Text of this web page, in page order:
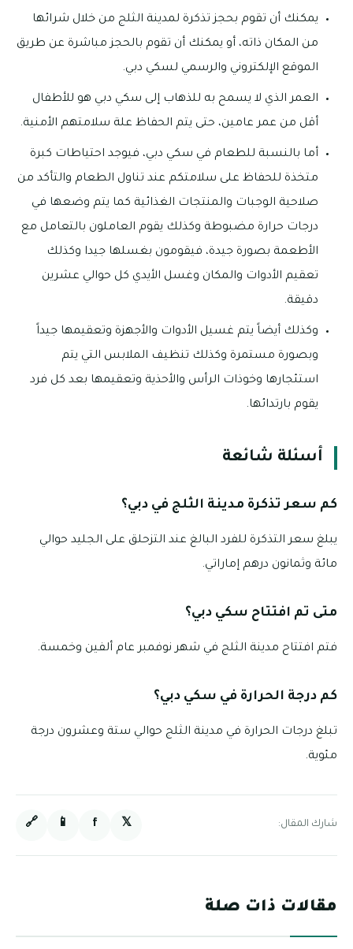
يمكنك أن تقوم بحجز تذكرة لمدينة الثلج من خلال شرائها
من المكان ذاته، أو يمكنك أن تقوم بالحجز مباشرة عن طريق
الموقع الإلكتروني والرسمي لسكي دبي.
العمر الذي لا يسمح به للذهاب إلى سكي دبي هو للأطفال
أقل من عمر عامين، حتى يتم الحفاظ علة سلامتهم الأمنية.
أما بالنسبة للطعام في سكي دبي، فيوجد احتياطات كبرة
متخذة للحفاظ على سلامتكم عند تناول الطعام والتأكد من
صلاحية الوجبات والمنتجات الغذائية كما يتم وضعها في
درجات حرارة مضبوطة وكذلك يقوم العاملون بالتعامل مع
الأطعمة بصورة جيدة، فيقومون بغسلها جيدا وكذلك
تعقيم الأدوات والمكان وغسل الأيدي كل حوالي عشرين
دقيقة.
وكذلك أيضاً يتم غسيل الأدوات والأجهزة وتعقيمها جيداً
وبصورة مستمرة وكذلك تنظيف الملابس التي يتم
استئجارها وخوذات الرأس والأحذية وتعقيمها بعد كل فرد
يقوم بارتدائها.
أسئلة شائعة
كم سعر تذكرة مدينة الثلج في دبي؟
يبلغ سعر التذكرة للفرد البالغ عند التزحلق على الجليد حوالي
مائة وثمانون درهم إماراتي.
متى تم افتتاح سكي دبي؟
فتم افتتاح مدينة الثلج في شهر نوفمبر عام ألفين وخمسة.
كم درجة الحرارة في سكي دبي؟
تبلغ درجات الحرارة في مدينة الثلج حوالي ستة وعشرون درجة
مئوية.
شارك المقال: 𝕏
f
📱
🔗
مقالات ذات صلة